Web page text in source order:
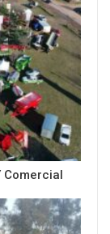
Comercial